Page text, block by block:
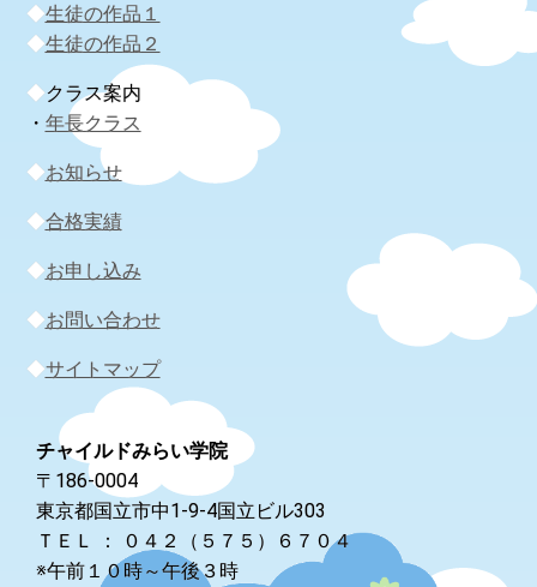
◆生徒の作品１
◆生徒の作品２
◆クラス案内
・ 年長クラス
◆お知らせ
◆合格実績
◆お申し込み
◆お問い合わせ
◆サイトマップ
チャイルドみらい学院
〒186-0004
東京都国立市中1-9-4国立ビル303
ＴＥＬ ： ０４２（５７５）６７０４
※午前１０時～午後３時